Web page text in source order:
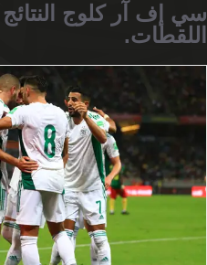
سي إف آر كلوج النتائج
اللقطات.